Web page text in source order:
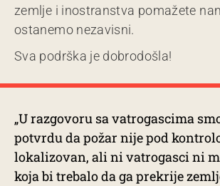
zemlje i inostranstva pomažete
ostanemo nezavisni.
Sva podrška je dobrodošla!
„U razgovoru sa vatrogascima
potvrdu da požar nije pod
lokalizovan, ali ni vatrogasci ni
koja bi trebalo da ga prekrije